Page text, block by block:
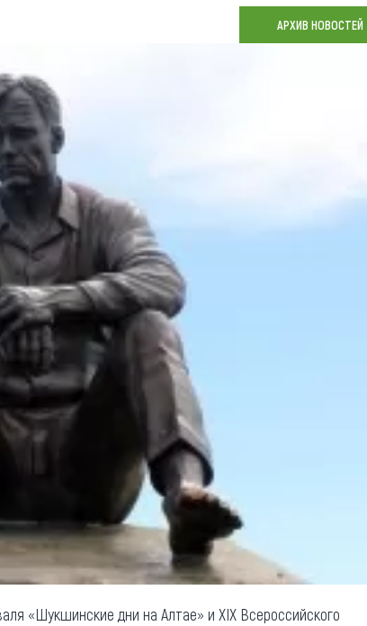
Как добраться
Люди, прославившие Алтай
Карты и буклеты
АРХИВ НОВОСТЕЙ
«Шукшинские дни на Алтае» и XIX Всероссийского